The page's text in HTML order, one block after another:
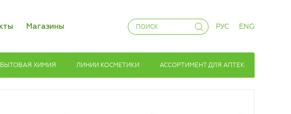
Магазины РУС ENG
БЫТОВАЯ ХИМИЯ ЛИНИИ КОСМЕТИКИ АССОРТИМЕНТ ДЛЯ АПТЕК